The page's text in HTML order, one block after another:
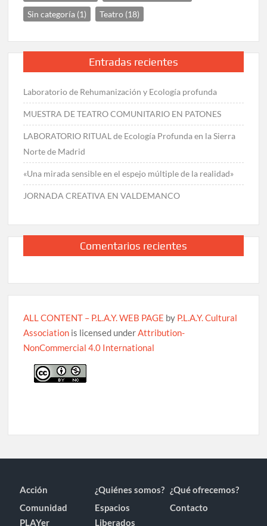
Sin categoría (1) Teatro (18)
Entradas recientes
Laboratorio de Rehumanización y Ecología profunda
MUESTRA DE TEATRO COMUNITARIO EN PATONES
LABORATORIO RITUAL de Ecología Profunda en la Sierra
Norte de Madrid
«Una mirada sensible en el espejo múltiple de la realidad»
JORNADA CREATIVA EN VALDEMANCO
Comentarios recientes
ALL CONTENT – P.L.A.Y. WEB PAGE by P.L.A.Y. Cultural
Association is licensed underAttribution-
NonCommercial 4.0 International
Acción ¿Quiénes somos? ¿Qué ofrecemos?
Comunidad
PLAYer
Espacios
Liberados
Contacto